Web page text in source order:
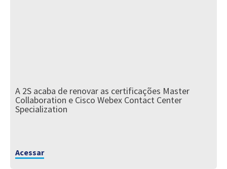
A 2S acaba de renovar as certificações Master
Collaboration e Cisco Webex Contact Center
Specialization
Acessar